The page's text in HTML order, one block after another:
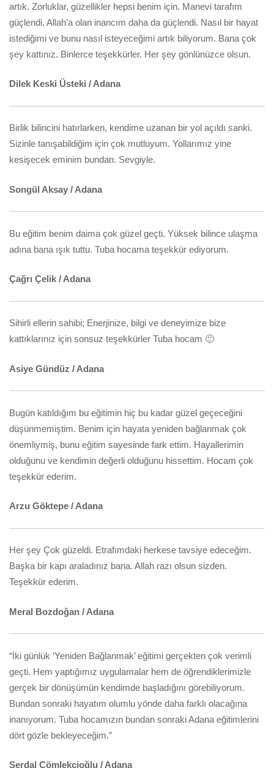
artık. Zorluklar, güzellikler hepsi benim için. Manevi tarafım
güçlendi. Allah’a olan inancım daha da güçlendi. Nasıl bir hayat
istediğimi ve bunu nasıl isteyeceğimi artık biliyorum. Bana çok
şey kattınız. Binlerce teşekkürler. Her şey gönlünüzce olsun.
Dilek Keski Üsteki / Adana
Birlik bilincini hatırlarken, kendime uzanan bir yol açıldı sanki.
Sizinle tanışabildiğim için çok mutluyum. Yollarımız yine
kesişecek eminim bundan. Sevgiyle.
Songül Aksay / Adana
Bu eğitim benim daima çok güzel geçti. Yüksek bilince ulaşma
adına bana ışık tuttu. Tuba hocama teşekkür ediyorum.
Çağrı Çelik / Adana
Sihirli ellerin sahibi; Enerjinize, bilgi ve deneyimize bize
kattıklarınız için sonsuz teşekkürler Tuba hocam 🙂
Asiye Gündüz / Adana
Bugün katıldığım bu eğitimin hiç bu kadar güzel geçeceğini
düşünmemiştim. Benim için hayata yeniden bağlanmak çok
önemliymiş, bunu eğitim sayesinde fark ettim. Hayallerimin
olduğunu ve kendimin değerli olduğunu hissettim. Hocam çok
teşekkür ederim.
Arzu Göktepe / Adana
Her şey Çok güzeldi. Etrafımdaki herkese tavsiye edeceğim.
Başka bir kapı araladınız bana. Allah razı olsun sizden.
Teşekkür ederim.
Meral Bozdoğan / Adana
“İki günlük ‘Yeniden Bağlanmak’ eğitimi gerçekten çok verimli
geçti. Hem yaptığımız uygulamalar hem de öğrendiklerimizle
gerçek bir dönüşümün kendimde başladığını görebiliyorum.
Bundan sonraki hayatım olumlu yönde daha farklı olacağına
inanıyorum. Tuba hocamızın bundan sonraki Adana eğitimlerini
dört gözle bekleyeceğim.”
Serdal Çömlekçioğlu / Adana